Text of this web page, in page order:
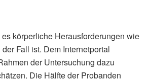
körperliche Herausforderungen wie
Fall ist. Dem Internetportal
der Untersuchung dazu
Die Hälfte der Probanden